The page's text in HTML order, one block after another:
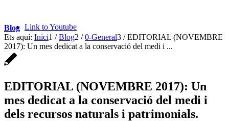
Link to Youtube
Blog
Ets aquí: Inici1 / Blog2 / 0-General3 / EDITORIAL (NOVEMBRE
2017): Un mes dedicat a la conservació del medi i ...
EDITORIAL (NOVEMBRE 2017): Un
mes dedicat a la conservació del medi i
dels recursos naturals i patrimonials.